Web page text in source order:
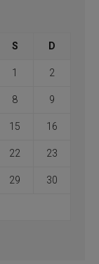
S D
1 2
8 9
15 16
22 23
29 30